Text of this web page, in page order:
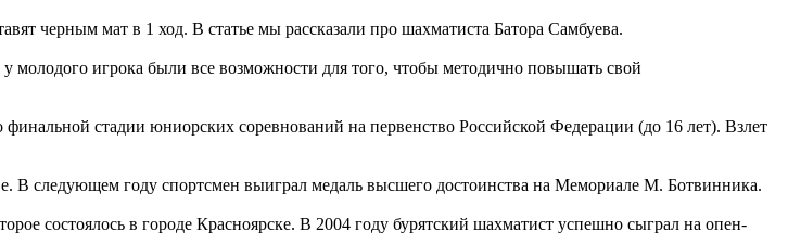
черным мат в 1 ход. В статье мы рассказали про шахматиста Батора Самбуева.
молодого игрока были все возможности для того, чтобы методично повышать свой
стадии юниорских соревнований на первенство Российской Федерации (до 16 лет). Взлет
В следующем году спортсмен выиграл медаль высшего достоинства на Мемориале М. Ботвинника.
состоялось в городе Красноярске. В 2004 году бурятский шахматист успешно сыграл на опен-